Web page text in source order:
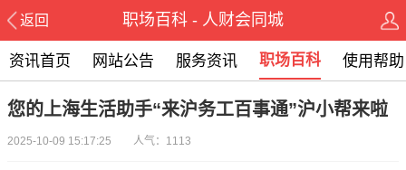
资讯首页 网站公告 服务资讯 职场百科 使用帮助
您的上海生活助手“来沪务工百事通”沪小帮来啦
2025-10-09 15:17:25 人气：1113
返回 职场百科 - 人财会同城